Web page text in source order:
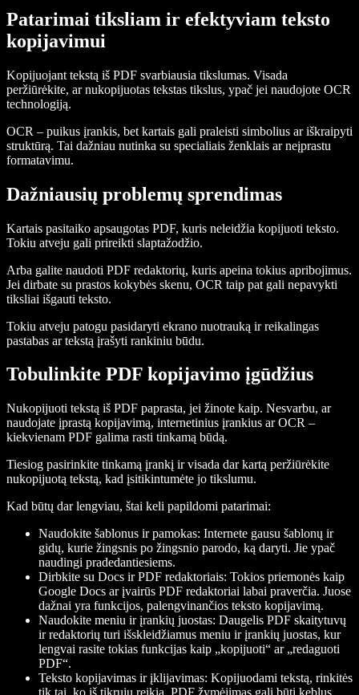
Patarimai tiksliam ir efektyviam teksto
kopijavimui
Kopijuojant tekstą iš PDF svarbiausia tikslumas. Visada
peržiūrėkite, ar nukopijuotas tekstas tikslus, ypač jei naudojote OCR
technologiją.
OCR – puikus įrankis, bet kartais gali praleisti simbolius ar iškraipyti
struktūrą. Tai dažniau nutinka su specialiais ženklais ar neįprastu
formatavimu.
Dažniausių problemų sprendimas
Kartais pasitaiko apsaugotas PDF, kuris neleidžia kopijuoti teksto.
Tokiu atveju gali prireikti slaptažodžio.
Arba galite naudoti PDF redaktorių, kuris apeina tokius apribojimus.
Jei dirbate su prastos kokybės skenu, OCR taip pat gali nepavykti
tiksliai išgauti teksto.
Tokiu atveju patogu pasidaryti ekrano nuotrauką ir reikalingas
pastabas ar tekstą įrašyti rankiniu būdu.
Tobulinkite PDF kopijavimo įgūdžius
Nukopijuoti tekstą iš PDF paprasta, jei žinote kaip. Nesvarbu, ar
naudojate įprastą kopijavimą, internetinius įrankius ar OCR –
kiekvienam PDF galima rasti tinkamą būdą.
Tiesiog pasirinkite tinkamą įrankį ir visada dar kartą peržiūrėkite
nukopijuotą tekstą, kad įsitikintumėte jo tikslumu.
Kad būtų dar lengviau, štai keli papildomi patarimai:
Naudokite šablonus ir pamokas: Internete gausu šablonų ir
gidų, kurie žingsnis po žingsnio parodo, ką daryti. Jie ypač
naudingi pradedantiesiems.
Dirbkite su Docs ir PDF redaktoriais: Tokios priemonės kaip
Google Docs ar įvairūs PDF redaktoriai labai praverčia. Juose
dažnai yra funkcijos, palengvinančios teksto kopijavimą.
Naudokite meniu ir įrankių juostas: Daugelis PDF skaitytuvų
ir redaktorių turi išskleidžiamus meniu ir įrankių juostas, kur
lengvai rasite tokias funkcijas kaip „kopijuoti“ ar „redaguoti
PDF“.
Teksto kopijavimas ir įklijavimas: Kopijuodami tekstą, rinkitės